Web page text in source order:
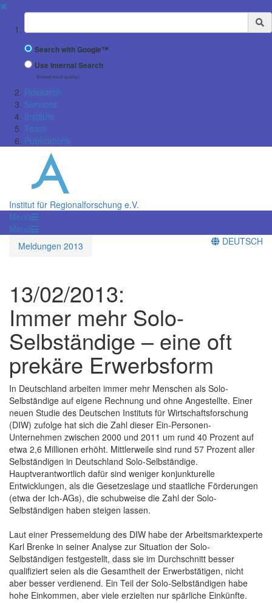
✖
Suchbegriff
Search with Google™
Use Internal Search
(limited result quality)
Research
Services
Institute
Team
Publications
Institut für Regionalforschung e.V.
Menü
Menü
Meldungen 2013
DEUTSCH
13/02/2013:
Immer mehr Solo-
Selbständige – eine oft
prekäre Erwerbsform
In Deutschland arbeiten immer mehr Menschen als Solo-
Selbständige auf eigene Rechnung und ohne Angestellte. Einer
neuen Studie des Deutschen Instituts für Wirtschaftsforschung
(DIW) zufolge hat sich die Zahl dieser Ein-Personen-
Unternehmen zwischen 2000 und 2011 um rund 40 Prozent auf
etwa 2,6 Millionen erhöht. Mittlerweile sind rund 57 Prozent aller
Selbständigen in Deutschland Solo-Selbständige.
Hauptverantwortlich dafür sind weniger konjunkturelle
Entwicklungen, als die Gesetzeslage und staatliche Förderungen
(etwa der Ich-AGs), die schubweise die Zahl der Solo-
Selbständigen haben steigen lassen.
Laut einer Pressemeldung des DIW habe der Arbeitsmarktexperte
Karl Brenke in seiner Analyse zur Situation der Solo-
Selbständigen festgestellt, dass sie im Durchschnitt besser
qualifiziert seien als die Gesamtheit der Erwerbstätigen, nicht
aber besser verdienend. Ein Teil der Solo-Selbständigen habe
hohe Einkommen, aber viele erzielten nur spärliche Einkünfte.